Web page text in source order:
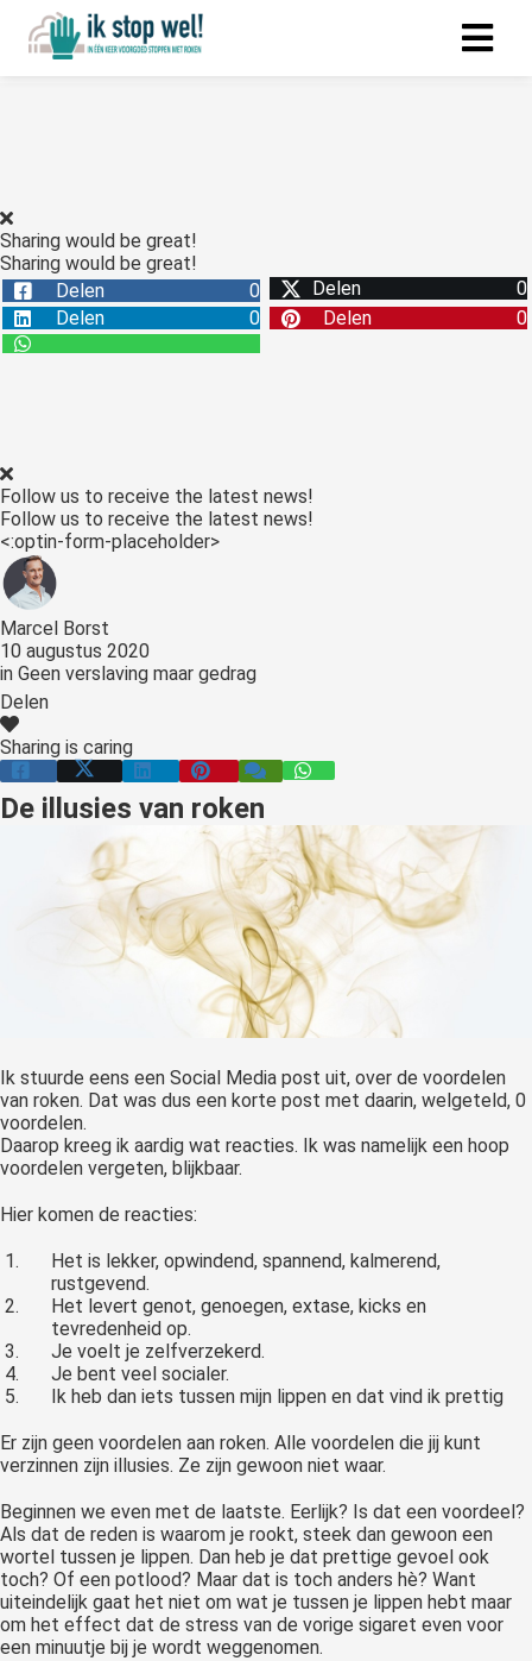
Sharing would be great!
Sharing would be great!
Delen
0 Delen
0
Delen
0 Delen 0
Follow us to receive the latest news!
Follow us to receive the latest news!
<:optin-form-placeholder>
Marcel Borst
10 augustus 2020
in Geen verslaving maar gedrag
Delen
Sharing is caring
De illusies van roken
Ik stuurde eens een Social Media post uit, over de voordelen
van roken. Dat was dus een korte post met daarin, welgeteld, 0
voordelen.
Daarop kreeg ik aardig wat reacties. Ik was namelijk een hoop
voordelen vergeten, blijkbaar.
Hier komen de reacties:
Het is lekker, opwindend, spannend, kalmerend,
rustgevend.
Het levert genot, genoegen, extase, kicks en
tevredenheid op.
Je voelt je zelfverzekerd.
Je bent veel socialer.
Ik heb dan iets tussen mijn lippen en dat vind ik prettig
Er zijn geen voordelen aan roken. Alle voordelen die jij kunt
verzinnen zijn illusies. Ze zijn gewoon niet waar.
Beginnen we even met de laatste. Eerlijk? Is dat een voordeel?
Als dat de reden is waarom je rookt, steek dan gewoon een
wortel tussen je lippen. Dan heb je dat prettige gevoel ook
toch? Of een potlood? Maar dat is toch anders hè? Want
uiteindelijk gaat het niet om wat je tussen je lippen hebt maar
om het effect dat de stress van de vorige sigaret even voor
een minuutje bij je wordt weggenomen.